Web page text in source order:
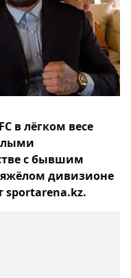
в лёгком весе
с бывшим
дивизионе
sportarena.kz.